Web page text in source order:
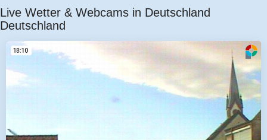
Live Wetter & Webcams in Deutschland
Deutschland